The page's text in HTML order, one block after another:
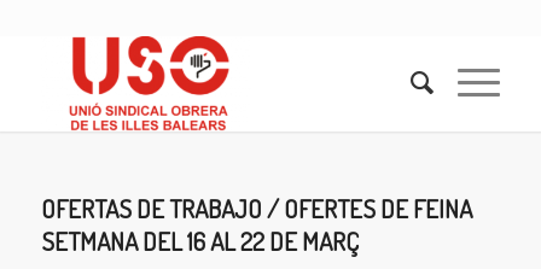
OFERTAS DE TRABAJO / OFERTES DE FEINA
SETMANA DEL 16 AL 22 DE MARÇ